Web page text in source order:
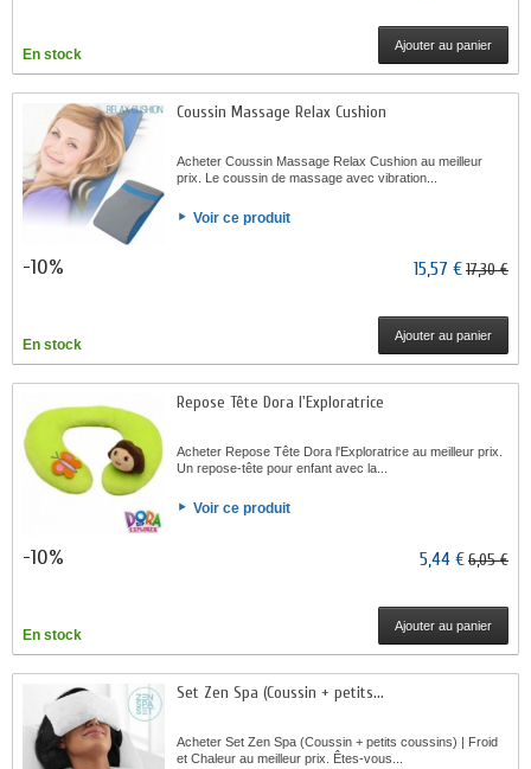
En stock
Ajouter au panier
Coussin Massage Relax Cushion
Acheter Coussin Massage Relax Cushion au meilleur
prix. Le coussin de massage avec vibration...
Voir ce produit
-10% 15,57 €17,30 €
En stock
Ajouter au panier
Repose Tête Dora l'Exploratrice
Acheter Repose Tête Dora l'Exploratrice au meilleur prix.
Un repose-tête pour enfant avec la...
Voir ce produit
-10% 5,44 €6,05 €
En stock
Ajouter au panier
Set Zen Spa (Coussin + petits...
Acheter Set Zen Spa (Coussin + petits coussins) | Froid
et Chaleur au meilleur prix. Êtes-vous...